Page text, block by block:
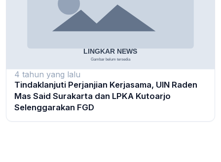
4 tahun yang lalu
Tindaklanjuti Perjanjian Kerjasama, UIN Raden
Mas Said Surakarta dan LPKA Kutoarjo
Selenggarakan FGD